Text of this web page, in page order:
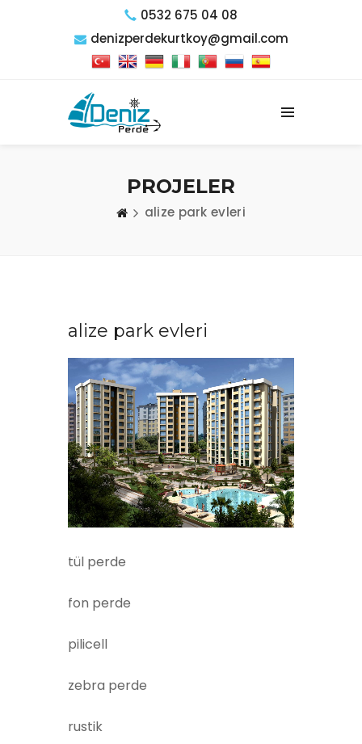
0532 675 04 08
denizperdekurtkoy@gmail.com
PROJELER
alize park evleri
alize park evleri
tül perde
fon perde
pilicell
zebra perde
rustik